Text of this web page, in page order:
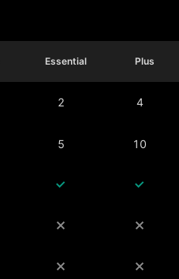
Essential Plus
Essential Plus
2 4
5 10